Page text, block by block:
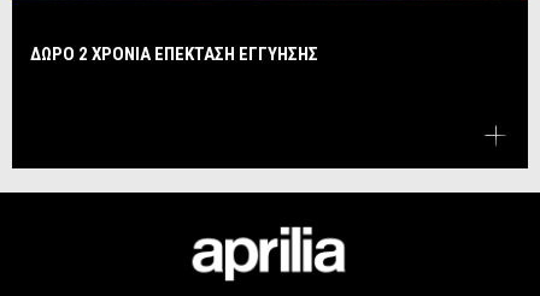
ΔΩΡΟ 2 ΧΡΟΝΙΑ ΕΠΕΚΤΑΣΗ ΕΓΓΥΗΣΗΣ